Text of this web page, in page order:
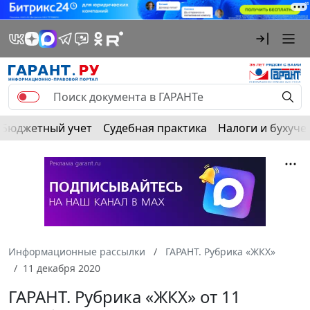
Бюджетный учет Судебная практика Налоги и
Информационные рассылки
ГАРАНТ. Рубрика «ЖКХ»
11 декабря 2020
ГАРАНТ. Рубрика «ЖКХ» от 11